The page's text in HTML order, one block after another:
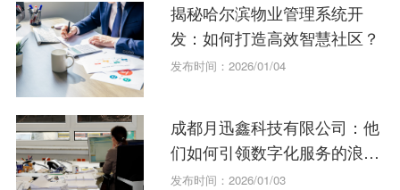
揭秘哈尔滨物业管理系统开
发：如何打造高效智慧社区？
发布时间：2026/01/04
成都月迅鑫科技有限公司：他
们如何引领数字化服务的浪
潮？
发布时间：2026/01/03